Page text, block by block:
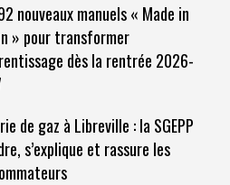
nouveaux manuels « Made in
» pour transformer
dès la rentrée 2026-
de gaz à Libreville : la SGEPP
s’explique et rassure les